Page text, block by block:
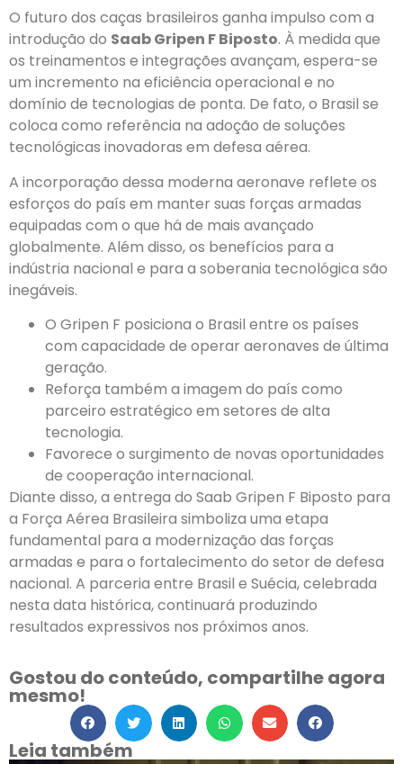
O futuro dos caças brasileiros ganha impulso com a
introdução do Saab Gripen F Biposto. À medida que
os treinamentos e integrações avançam, espera-se
um incremento na eficiência operacional e no
domínio de tecnologias de ponta. De fato, o Brasil se
coloca como referência na adoção de soluções
tecnológicas inovadoras em defesa aérea.
A incorporação dessa moderna aeronave reflete os
esforços do país em manter suas forças armadas
equipadas com o que há de mais avançado
globalmente. Além disso, os benefícios para a
indústria nacional e para a soberania tecnológica são
inegáveis.
O Gripen F posiciona o Brasil entre os países
com capacidade de operar aeronaves de última
geração.
Reforça também a imagem do país como
parceiro estratégico em setores de alta
tecnologia.
Favorece o surgimento de novas oportunidades
de cooperação internacional.
Diante disso, a entrega do Saab Gripen F Biposto para
a Força Aérea Brasileira simboliza uma etapa
fundamental para a modernização das forças
armadas e para o fortalecimento do setor de defesa
nacional. A parceria entre Brasil e Suécia, celebrada
nesta data histórica, continuará produzindo
resultados expressivos nos próximos anos.
Gostou do conteúdo, compartilhe agora
mesmo!
Leia também